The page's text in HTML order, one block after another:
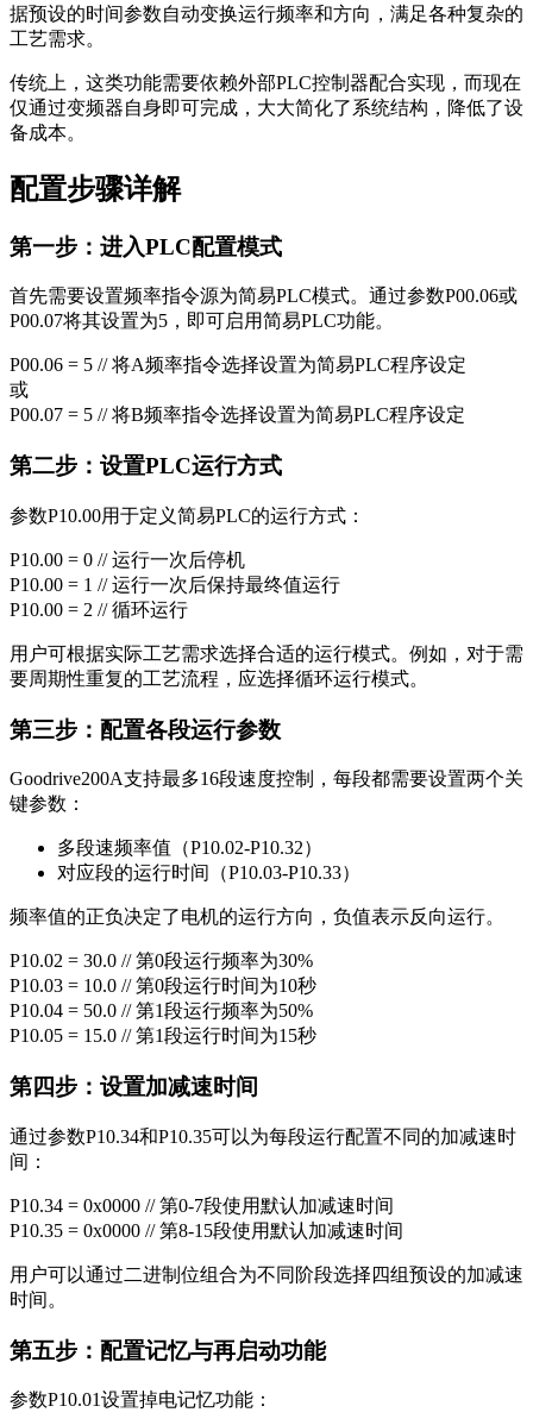
据预设的时间参数自动变换运行频率和方向，满足各种复杂的
工艺需求。
传统上，这类功能需要依赖外部PLC控制器配合实现，而现在
仅通过变频器自身即可完成，大大简化了系统结构，降低了设
备成本。
配置步骤详解
第一步：进入PLC配置模式
首先需要设置频率指令源为简易PLC模式。通过参数P00.06或
P00.07将其设置为5，即可启用简易PLC功能。
P00.06 = 5 // 将A频率指令选择设置为简易PLC程序设定
或
P00.07 = 5 // 将B频率指令选择设置为简易PLC程序设定
第二步：设置PLC运行方式
参数P10.00用于定义简易PLC的运行方式：
P10.00 = 0 // 运行一次后停机
P10.00 = 1 // 运行一次后保持最终值运行
P10.00 = 2 // 循环运行
用户可根据实际工艺需求选择合适的运行模式。例如，对于需
要周期性重复的工艺流程，应选择循环运行模式。
第三步：配置各段运行参数
Goodrive200A支持最多16段速度控制，每段都需要设置两个关
键参数：
多段速频率值（P10.02-P10.32）
对应段的运行时间（P10.03-P10.33）
频率值的正负决定了电机的运行方向，负值表示反向运行。
P10.02 = 30.0 // 第0段运行频率为30%
P10.03 = 10.0 // 第0段运行时间为10秒
P10.04 = 50.0 // 第1段运行频率为50%
P10.05 = 15.0 // 第1段运行时间为15秒
第四步：设置加减速时间
通过参数P10.34和P10.35可以为每段运行配置不同的加减速时
间：
P10.34 = 0x0000 // 第0-7段使用默认加减速时间
P10.35 = 0x0000 // 第8-15段使用默认加减速时间
用户可以通过二进制位组合为不同阶段选择四组预设的加减速
时间。
第五步：配置记忆与再启动功能
参数P10.01设置掉电记忆功能：